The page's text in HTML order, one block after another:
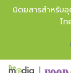
นิตยสารสำหรับ
ไ